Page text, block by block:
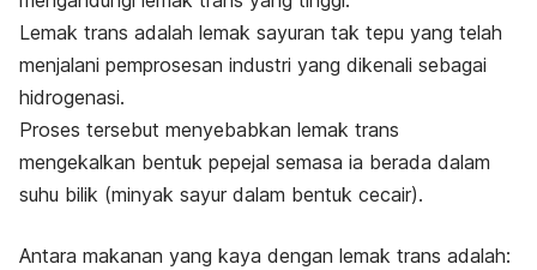
Lemak trans adalah lemak sayuran tak tepu yang telah
menjalani pemprosesan industri yang dikenali sebagai
hidrogenasi.
Proses tersebut menyebabkan lemak trans
mengekalkan bentuk pepejal semasa ia berada dalam
suhu bilik (minyak sayur dalam bentuk cecair).
Antara makanan yang kaya dengan lemak trans adalah: